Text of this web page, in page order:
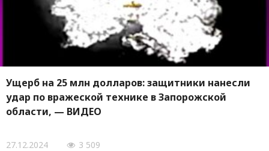
Ущерб на 25 млн долларов: защитники нанесли
удар по вражеской технике в Запорожской
области, — ВИДЕО
27.12.2024 3 509